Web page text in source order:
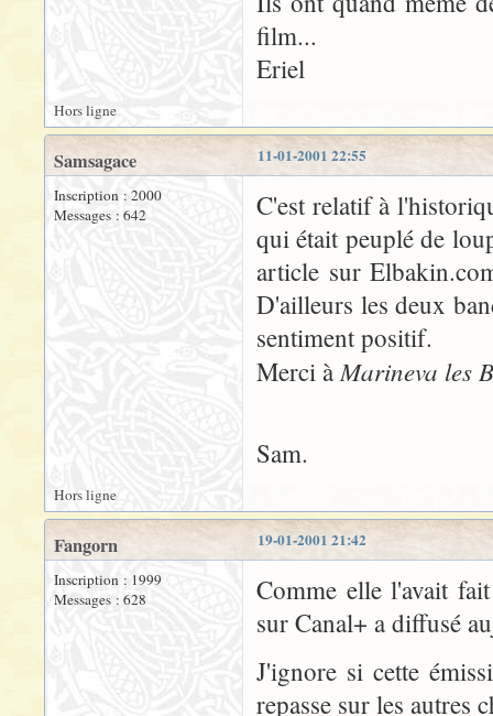
film...
Eriel
Hors ligne
11-01-2001 22:55
Samsagace
Inscription : 2000
Messages : 642
C'est relatif à
qui était peuplé de
article sur
D'ailleurs les deux
sentiment positif.
Merci àMarineva les
Sam.
Hors ligne
19-01-2001 21:42
Fangorn
Inscription : 1999
Messages : 628
Comme elle l'avait
sur Canal+ a diffusé
J'ignore si cette
repasse sur les autres